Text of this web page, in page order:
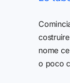
nome
o poco